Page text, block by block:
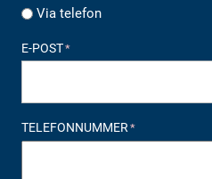
Via telefon
E-POST*
TELEFONNUMMER*